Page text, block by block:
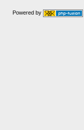
Powered by